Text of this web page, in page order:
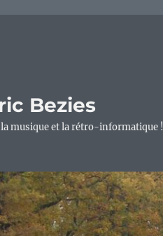
Bezies
musique et la rétro-informatique !